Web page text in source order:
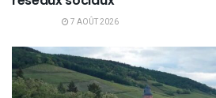
7 AOÛT 2026